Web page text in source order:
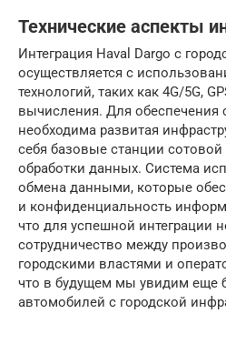
Технические аспекты
Интеграция Haval Dargo с
осуществляется с
технологий, таких как 4G/5G,
вычисления. Для обеспечения
необходима развитая
себя базовые станции
обработки данных. Система
обмена данными, которые
и конфиденциальность
что для успешной интеграции
сотрудничество между
городскими властями и
что в будущем мы увидим еще
автомобилей с городской